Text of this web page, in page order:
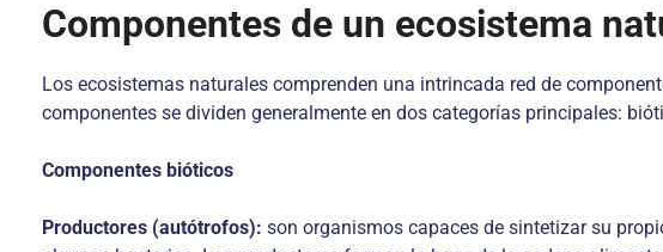
Componentes de un ecosistema
Los ecosistemas naturales comprenden una intrincada red de
componentes se dividen generalmente en dos categorías principales:
Componentes bióticos
Productores (autótrofos): son organismos capaces de sintetizar su